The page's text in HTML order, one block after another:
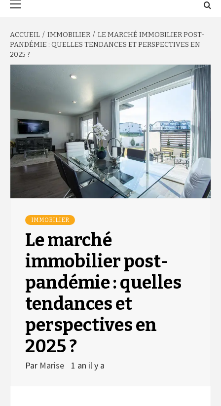
ACCUEIL IMMOBILIER
LE MARCHÉ IMMOBILIER POST-
PANDÉMIE : QUELLES TENDANCES ET PERSPECTIVES EN
2025 ?
IMMOBILIER
Le marché
immobilier post-
pandémie : quelles
tendances et
perspectives en
2025 ?
Par Marise 1 an il y a